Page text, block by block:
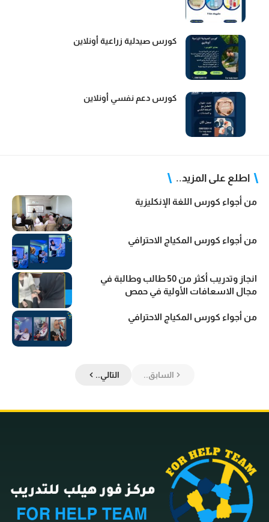
كورس صيدلية زراعية أونلاين
كورس دعم نفسي أونلاين
اطلع على المزيد..
من أجواء كورس اللغة الإنكليزية
من أجواء كورس المكياج الاحترافي
انجاز وتدريب أكثر من 50 طالب وطالبة في
مجال الاسعافات الأولية في حمص
من أجواء كورس المكياج الاحترافي
السابق.. التالي..